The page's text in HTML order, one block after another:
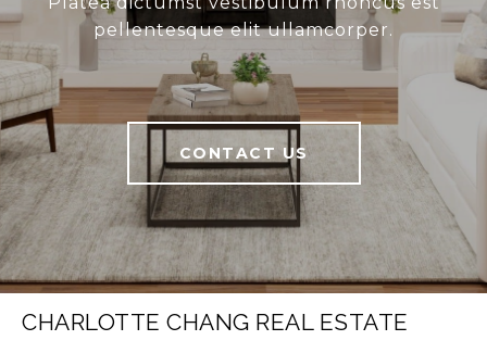
pellentesque elit ullamcorper.
CONTACT US
CHARLOTTE CHANG REAL ESTATE